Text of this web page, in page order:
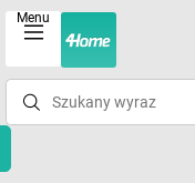
Menu